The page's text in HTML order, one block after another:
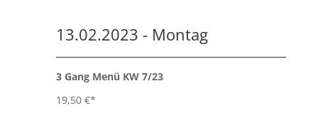
13.02.2023 - Montag
3 Gang Menü KW 7/23
19,50 €*